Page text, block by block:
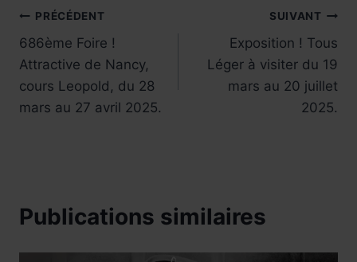
Navigation
de
l’article
PRÉCÉDENT
686ème Foire !
Attractive de Nancy,
cours Leopold, du 28
mars au 27 avril 2025.
SUIVANT
Exposition ! Tous
Léger à visiter du 19
mars au 20 juillet
2025.
Publications similaires